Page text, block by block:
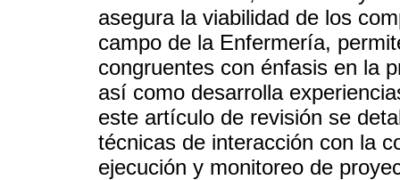
asegura la viabilidad de los
campo de la Enfermería,
congruentes con énfasis en la
así como desarrolla
este artículo de revisión se
técnicas de interacción con la
ejecución y monitoreo de